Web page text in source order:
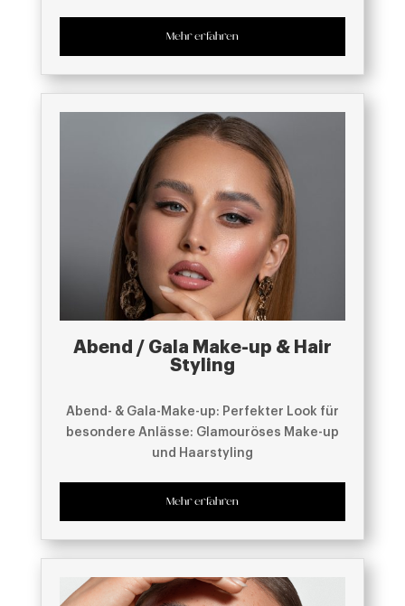
Mehr erfahren
Abend / Gala Make-up & Hair
Styling
Abend- & Gala-Make-up: Perfekter Look für
besondere Anlässe: Glamouröses Make-up
und Haarstyling
Mehr erfahren